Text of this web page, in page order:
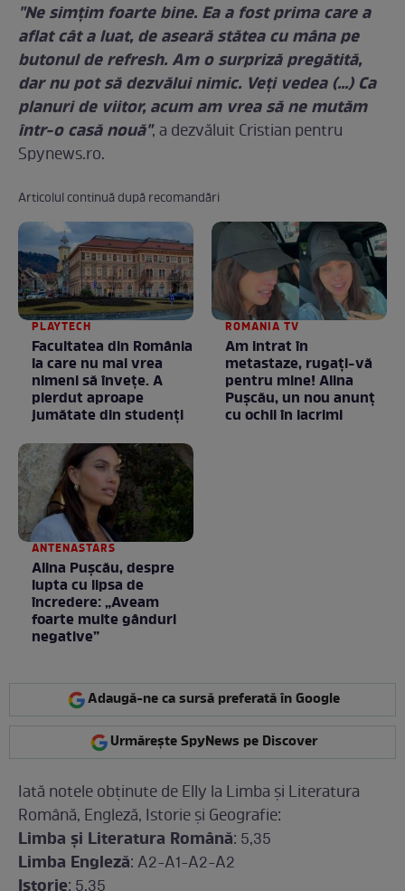
"Ne simţim foarte bine. Ea a fost prima care a
aflat cât a luat, de aseară stătea cu mâna pe
butonul de refresh. Am o surpriză pregătită,
dar nu pot să dezvălui nimic. Veţi vedea (...) Ca
planuri de viitor, acum am vrea să ne mutăm
într-o casă nouă", a dezvăluit Cristian pentru
Spynews.ro.
Articolul continuă după recomandări
PLAYTECH
Facultatea din România
la care nu mai vrea
nimeni să înveţe. A
pierdut aproape
jumătate din studenţi
ROMANIA TV
Am intrat în
metastaze, rugaţi-vă
pentru mine! Alina
Puşcău, un nou anunţ
cu ochii în lacrimi
ANTENASTARS
Alina Pușcău, despre
lupta cu lipsa de
încredere: „Aveam
foarte multe gânduri
negative”
Adaugă-ne ca sursă preferată în Google
Urmărește SpyNews pe Discover
Iată notele obţinute de Elly la Limba şi Literatura
Română, Engleză, Istorie şi Geografie:
Limba şi Literatura Română: 5,35
Limba Engleză: A2-A1-A2-A2